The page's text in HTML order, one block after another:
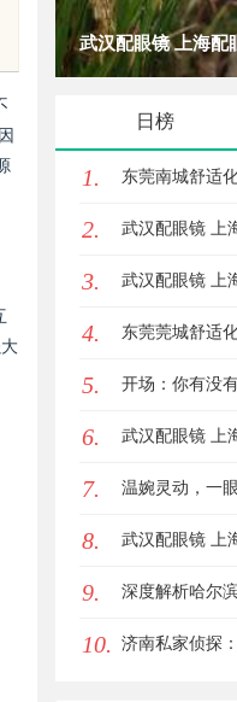
白云影视：引领影
日榜
1. 东莞南城舒适
诊疗专业指南
2. 武汉配眼镜 上
3. 武汉配眼镜 上
4. 东莞莞城舒适
诊避坑攻略
5. 开场：你有没
6. 武汉配眼镜 上
7. 温婉灵动，一
眼唇，才是你
女生的气质加
8. 武汉配眼镜 上
9. 深度解析哈尔
用现状
10. 济南私家侦探